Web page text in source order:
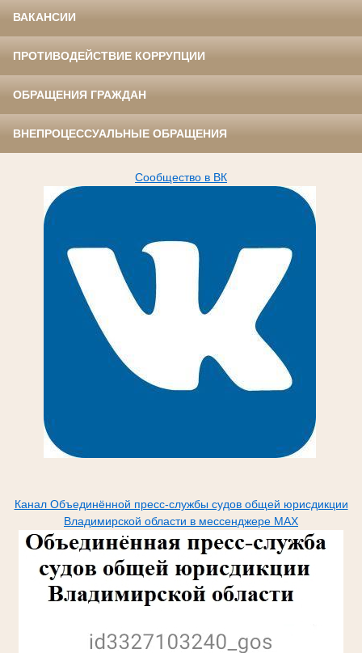
ВАКАНСИИ
ПРОТИВОДЕЙСТВИЕ КОРРУПЦИИ
ОБРАЩЕНИЯ ГРАЖДАН
ВНЕПРОЦЕССУАЛЬНЫЕ ОБРАЩЕНИЯ
Сообщество в ВК
Канал Объединённой пресс-службы судов общей юрисдикции
Владимирской области в мессенджере МАХ